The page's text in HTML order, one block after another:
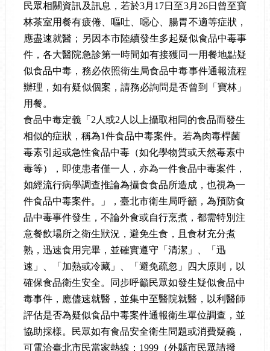
民眾相關資訊及訊息，若於3月 17日至3月 26日曾至寶
林茶室用餐有疲倦、嘔吐、噁心、腸胃不適等症狀，
應盡速就醫；另因本市陸續發生多起疑似食品中毒事
件，各大醫院急診第一時間如有接獲同一用餐地點疑
似食品中毒，務必依照衛生局食品中毒事件通報流程
辦理，如有疑似個案，請務必詢問是否曾到
「寶林」
用餐。
食品中毒定義「 2 人或2 人以上攝取相同的食品而發生
相似的症狀，稱為1件食品中毒案件。若為肉毒桿菌
毒素引起或急性食品中毒（如化學物質或天然毒素中
毒等），即使患者僅一人，亦為一件食品中毒案件，
如經流行病學調查推論為攝食食品所造成，也視為一
件食品中毒案件。」，臺北市衛生局呼籲，為預防食
品中毒事件發生，不論外食或自行烹煮，都需特別注
意餐飲場所之衛生狀況，避免生食，且食材充分煮
熟，迅速食用完畢，並確實遵守「清潔」、「迅
速」、「加熱或冷藏」、「避免疏忽」四大原則，以
確保食品衛生安全。同步呼籲民眾如發生疑似食品中
毒事件，應儘速就醫，並集中至醫院就醫，以利醫師
評估是否為疑似食品中毒案件通報衛生單位調查，並
協助採樣。民眾如有食品安全衛生問題或消費疑義，
可電洽臺北市民當家熱線： 1999 （外縣市民眾請撥